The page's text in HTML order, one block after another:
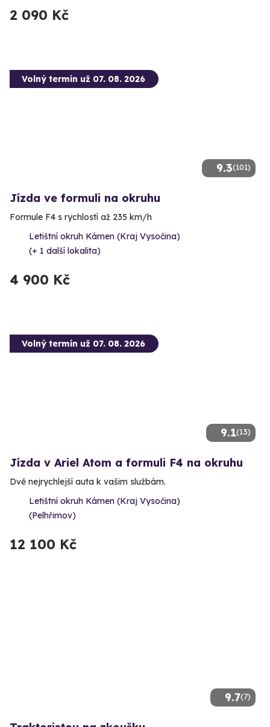
2 090 Kč
9.3(101)
Volný termín už 07. 08. 2026
Jízda ve formuli na okruhu
Formule F4 s rychlostí až 235 km/h
Letištní okruh Kámen (Kraj Vysočina)
(+ 1 další lokalita)
4 900 Kč
9.1(13)
Volný termín už 07. 08. 2026
Jízda v Ariel Atom a formuli F4 na okruhu
Dvě nejrychlejší auta k vašim službám.
Letištní okruh Kámen (Kraj Vysočina)
(Pelhřimov)
12 100 Kč
9.7(7)